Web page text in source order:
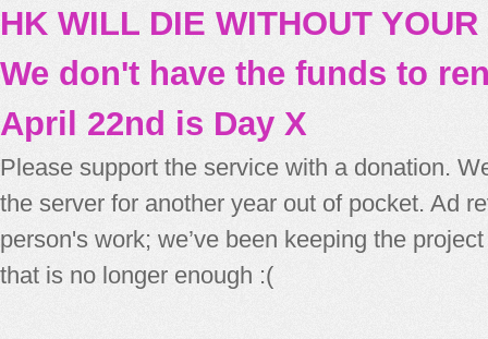
HK WILL DIE WITHOUT
We don't have the funds to
April 22nd is Day X
Please support the service with a donation.
the server for another year out of pocket. Ad
person's work; we’ve been keeping the
that is no longer enough :(